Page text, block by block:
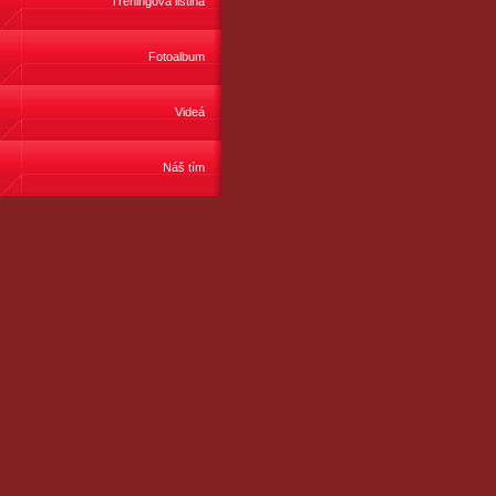
Fotoalbum
Videá
Náš tím